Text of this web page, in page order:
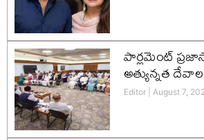
పార్లమెంట్
అత్యున్నత
Editor August 7,